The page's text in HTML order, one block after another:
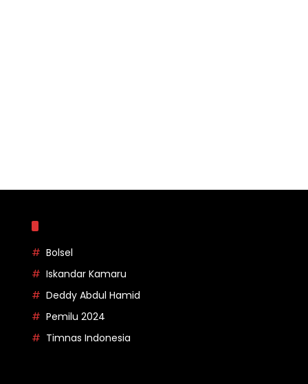
Bolsel
Iskandar Kamaru
Deddy Abdul Hamid
Pemilu 2024
Timnas Indonesia